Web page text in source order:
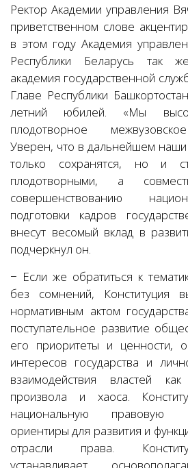
Ректор Академии управления
приветственном слове
в этом году Академия
Республики Беларусь так
академия государственной
Главе Республики
летний юбилей. «Мы
плодотворное
Уверен, что в дальнейшем наши
только сохранятся, но и
плодотворными, а
совершенствованию
подготовки кадров
внесут весомый вклад в
подчеркнул он.
− Если же обратиться к
без сомнений, Конституция
нормативным актом
поступательное развитие
его приоритеты и ценности,
интересов государства и
взаимодействия властей
произвола и хаоса.
национальную правовую
ориентиры для развития и
отрасли права.
устанавливает